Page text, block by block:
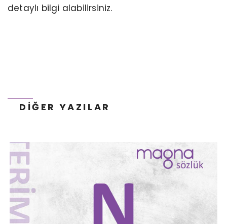
detaylı bilgi alabilirsiniz.
DIĞER YAZILAR
YAPISAL VERI İŞARETLEME NEDIR? GEO
AÇISINDAN ÖNEMI NEDIR?